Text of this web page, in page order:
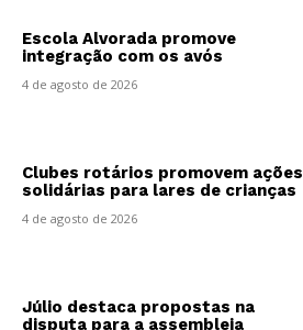
Escola Alvorada promove
integração com os avós
4 de agosto de 2026
Clubes rotários promovem ações
solidárias para lares de crianças
4 de agosto de 2026
Júlio destaca propostas na
disputa para a assembleia